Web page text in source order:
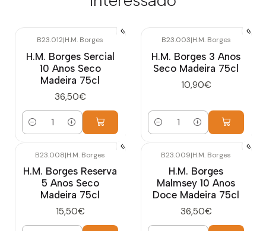
B23.012|H.M. Borges
H.M. Borges Sercial
10 Anos Seco
Madeira 75cl
36,50€
Quantidade
B23.003|H.M. Borges
H.M. Borges 3 Anos
Seco Madeira 75cl
10,90€
Quantidade
B23.008|H.M. Borges
H.M. Borges Reserva
5 Anos Seco
Madeira 75cl
15,50€
B23.009|H.M. Borges
H.M. Borges
Malmsey 10 Anos
Doce Madeira 75cl
36,50€